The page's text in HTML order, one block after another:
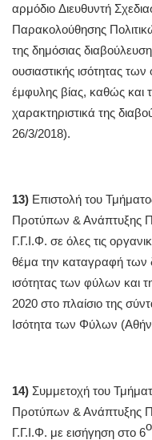
αρμόδιο Διευθυντή
Παρακολούθησης
της δημόσιας
ουσιαστικής ισότητας
έμφυλης βίας, καθώς και
χαρακτηριστικά της
26/3/2018).
13) Επιστολή του
Προτύπων & Ανάπτυξης
Γ.Γ.Ι.Φ. σε όλες τις
θέμα την καταγραφή των
ισότητας των φύλων και
2020 στο πλαίσιο της
Ισότητα των Φύλων
14) Συμμετοχή του
Προτύπων & Ανάπτυξης
Γ.Γ.Ι.Φ. με εισήγηση στο 6ο